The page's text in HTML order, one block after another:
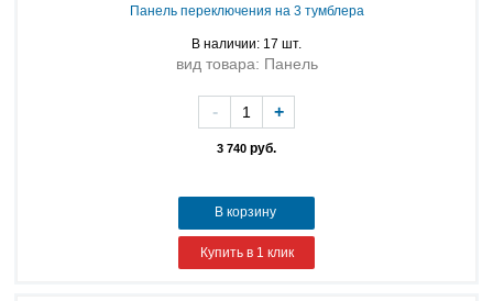
Панель переключения на 3 тумблера
В наличии: 17 шт.
вид товара: Панель
3 740 руб.
- +
В корзину
Купить в 1 клик